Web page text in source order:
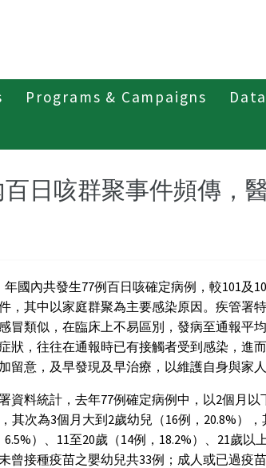
Programs & Campaigns
百日咳群聚事件頻傳，
年國內共發生77例百日咳確定病例，較101及
，其中以家庭群聚為主要感染原因。疾管署
冒類似，在臨床上不易區別，發病至通報平
狀，往往在通報時已有接觸者受到感染，進
留意，及早發現及早治療，以維護自身與家人
資料統計，去年77例確定病例中，以2個月以
其次為3個月大到2歲幼兒（16例，20.8%）
6.5%）、11至20歲（14例，18.2%）、21歲以
曾接種疫苗之嬰幼兒共33例；成人或已過疫